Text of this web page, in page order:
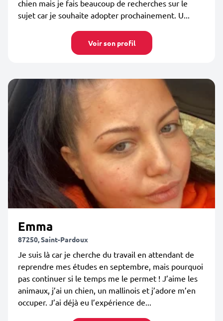
chien mais je fais beaucoup de recherches sur le
sujet car je souhaite adopter prochainement. U...
Voir son profil
Emma
87250, Saint-Pardoux
Je suis là car je cherche du travail en attendant de
reprendre mes études en septembre, mais pourquoi
pas continuer si le temps me le permet ! J’aime les
animaux, j’ai un chien, un mallinois et j’adore m’en
occuper. J’ai déjà eu l’expérience de...